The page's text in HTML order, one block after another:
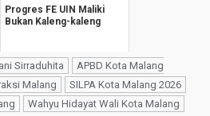
Progres FE UIN Maliki
Bukan Kaleng-kaleng
Sirraduhita
APBD Kota Malang
Malang
SILPA Kota Malang 2026
Wahyu Hidayat Wali Kota Malang